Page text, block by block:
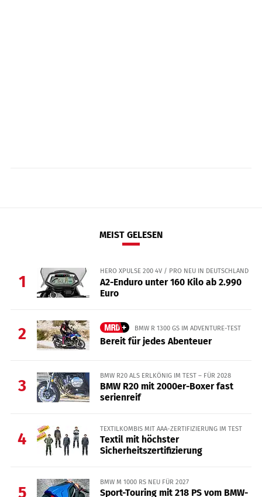
MEIST GELESEN
1
HERO XPULSE 200 4V / PRO NEU IN DEUTSCHLAND
A2-Enduro unter 160 Kilo ab 2.990
Euro
2 BMW R 1300 GS IM ADVENTURE-TEST
Bereit für jedes Abenteuer
3
BMW R20 ALS ERLKÖNIG IM TEST – FÜR 2028
BMW R20 mit 2000er-Boxer fast
serienreif
4
TEXTILKOMBIS MIT AAA-ZERTIFIZIERUNG IM TEST
Textil mit höchster
Sicherheitszertifizierung
5
BMW M 1000 RS NEU FÜR 2027
Sport-Touring mit 218 PS vom BMW-